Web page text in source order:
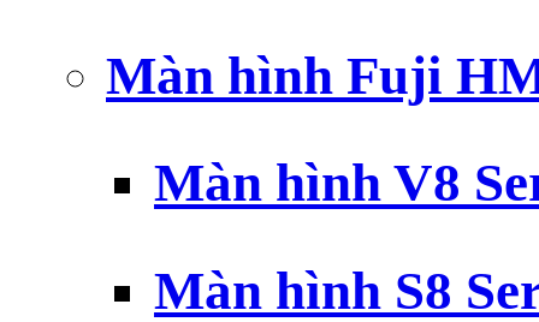
Màn hình Fuji
Màn hình V8
Màn hình S8